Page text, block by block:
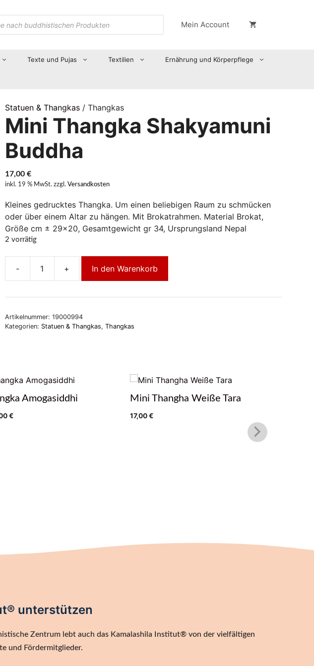
Mein Account
Texte und Pujas Textilien Ernährung und Körperpflege
Statuen & Thangkas/ Thangkas
Mini Thangka Shakyamuni
Buddha
17,00 €
inkl. 19 % MwSt. zzgl. Versandkosten
Kleines gedrucktes Thangka. Um einen beliebigen Raum zu schmücken
oder über einem Altar zu hängen. Mit Brokatrahmen. Material Brokat,
Größe cm ± 29×20, Gesamtgewicht gr 34, Ursprungsland Nepal
2 vorrätig
-
Shakyamuni
Menge
+ In den Warenkorb
Artikelnummer: 19000994
Kategorien: Statuen & Thangkas, Thangkas
Amogasiddhi
€
Mini Thangha Weiße Tara
17,00€
unterstützen
Zentrum lebt auch das Kamalashila Institut® von der vielfältigen
und Fördermitglieder.